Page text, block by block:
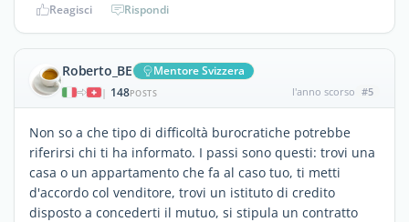
Reagisci Rispondi
Roberto_BE Mentore Svizzera
| 148POSTS l'anno scorso #5
Non so a che tipo di difficoltà burocratiche potrebbe
riferirsi chi ti ha informato. I passi sono questi: trovi una
casa o un appartamento che fa al caso tuo, ti metti
d'accordo col venditore, trovi un istituto di credito
disposto a concederti il mutuo, si stipula un contratto